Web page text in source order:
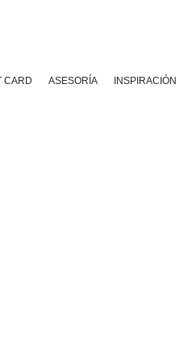
CARD ASESORÍA INSPIRACIÓN